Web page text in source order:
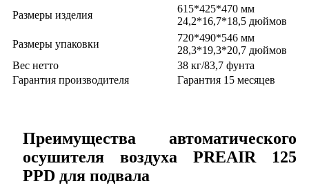
Размеры изделия
615*425*470 мм
24,2*16,7*18,5 дюймов
Размеры упаковки
720*490*546 мм
28,3*19,3*20,7 дюймов
Вес нетто
38 кг/83,7 фунта
Гарантия производителя
Гарантия 15 месяцев
Преимущества автоматического
осушителя воздуха PREAIR 125
PPD для подвала